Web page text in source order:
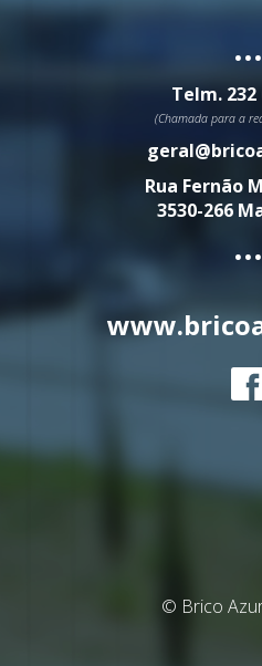
...
Telm. 232
(Chamada para a
Rua Fernão
3530-266
...
© Brico